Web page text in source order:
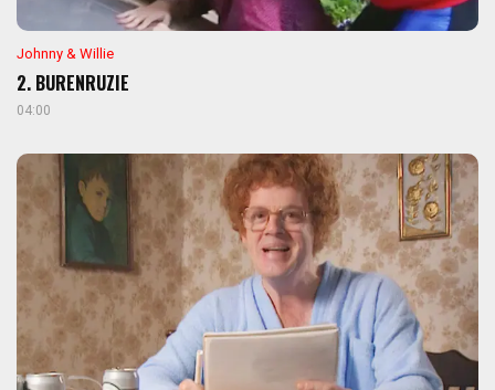
Johnny & Willie
2. BURENRUZIE
04:00